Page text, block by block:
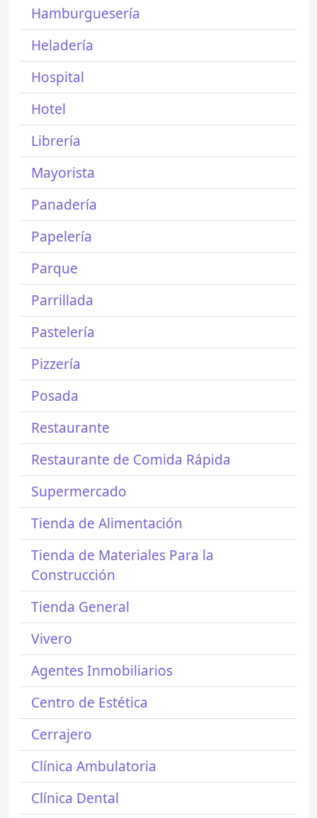
Hamburguesería
Heladería
Hospital
Hotel
Librería
Mayorista
Panadería
Papelería
Parque
Parrillada
Pastelería
Pizzería
Posada
Restaurante
Restaurante de Comida Rápida
Supermercado
Tienda de Alimentación
Tienda de Materiales Para la
Construcción
Tienda General
Vivero
Agentes Inmobiliarios
Centro de Estética
Cerrajero
Clínica Ambulatoria
Clínica Dental